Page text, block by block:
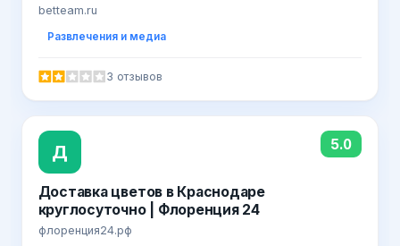
betteam.ru
Развлечения и медиа
3 отзывов
Д 5.0
Доставка цветов в Краснодаре
круглосуточно | Флоренция 24
флоренция24.рф